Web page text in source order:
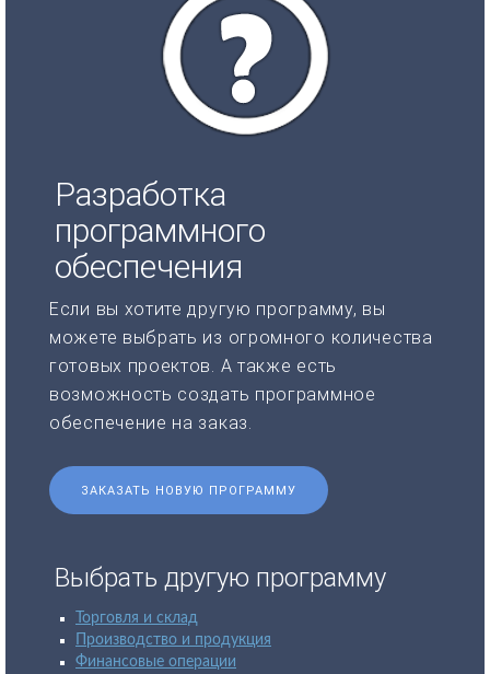
Разработка
программного
обеспечения
Если вы хотите другую программу, вы
можете выбрать из огромного количества
готовых проектов. А также есть
возможность создать программное
обеспечение на заказ.
ЗАКАЗАТЬ НОВУЮ ПРОГРАММУ
Выбрать другую программу
Торговля и склад
Производство и продукция
Финансовые операции